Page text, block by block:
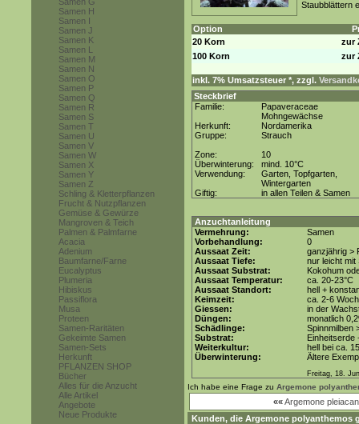
Samen H
Samen I
Samen J
Samen K
Samen L
Samen M
Samen N
Samen O
Samen P
Samen Q
Samen R
Samen S
Samen T
Samen U
Samen V
Samen W
Samen X
Samen Y
Samen Z
Schling & Kletterpflanzen
Frucht & Nutzpflanzen
Gemüse & Gewürze
Mangroven & Teich
Palmen & Palmfarne
Acacia
Adenium
Baumfarne/Farne
Eucalyptus
Plumeria
Hibiskus
Passiflora
Musa
Proteen
Samen-Raritäten
Gekeimte Samen
Samen-Sets
Herkunft
PFLANZEN SHOP
Bücher
Alles für die Anzucht
Alle Artikel
Angebote
Neue Produkte
Staubblättern
Option
20 Korn
zur
100 Korn
zur
inkl. 7% Umsatzsteuer *, zzgl.
Steckbrief
Familie:
Papaveraceae
Mohngewächse
Herkunft:
Nordamerika
Gruppe:
Strauch
Zone:
10
Überwinterung:
mind. 10°C
Verwendung:
Garten, Topfgarten,
Wintergarten
Giftig:
in allen Teilen & Samen
Anzuchtanleitung
Vermehrung:
Samen
Vorbehandlung:
0
Aussaat Zeit:
ganzjährig >
Aussaat Tiefe:
nur leicht mit
Aussaat Substrat:
Kokohum
Aussaat Temperatur:
ca. 20-23°C
Aussaat Standort:
hell +
Keimzeit:
ca. 2-6
Giessen:
in der
Düngen:
monatlich
Schädlinge:
Spinnmilben
Substrat:
Einheitserde
Weiterkultur:
hell bei ca.
Überwinterung:
Ältere
Freitag, 18.
Ich habe eine Frage zu Argemone
««Argemone
Kunden, die Argemone polyanthemos